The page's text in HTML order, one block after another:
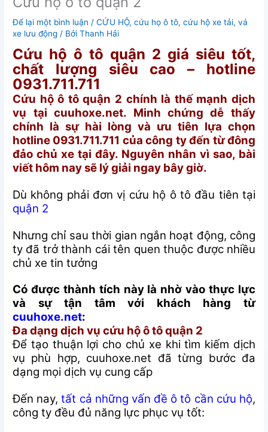
Để lại một bình luận /CỨU HỘ,cứu họ ô tô,cứu hộ xe tải,vá
xe lưu động / BởiThanh Hải
Cứu hộ ô tô quận 2 giá siêu tốt,
chất lượng siêu cao – hotline
0931.711.711
Cứu hộ ô tô quận 2 chính là thế mạnh dịch
vụ tại cuuhoxe.net. Minh chứng dễ thấy
chính là sự hài lòng và ưu tiên lựa chọn
hotline 0931.711.711 của công ty đến từ đông
đảo chủ xe tại đây. Nguyên nhân vì sao, bài
viết hôm nay sẽ lý giải ngay bây giờ.
Dù không phải đơn vị cứu hộ ô tô đầu tiên tại
quận 2
Nhưng chỉ sau thời gian ngắn hoạt động, công
ty đã trở thành cái tên quen thuộc được nhiều
chủ xe tin tưởng
Có được thành tích này là nhờ vào thực lực
và sự tận tâm với khách hàng từ
cuuhoxe.net:
Đa dạng dịch vụ cứu hộ ô tô quận 2
Để tạo thuận lợi cho chủ xe khi tìm kiếm dịch
vụ phù hợp, cuuhoxe.net đã từng bước đa
dạng mọi dịch vụ cung cấp
Đến nay,tất cả những vấn đề ô tô cần cứu hộ,
công ty đều đủ năng lực phục vụ tốt: